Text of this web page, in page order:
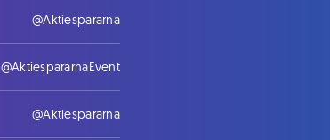
@Aktiespararna
@AktiespararnaEvent
@Aktiespararna